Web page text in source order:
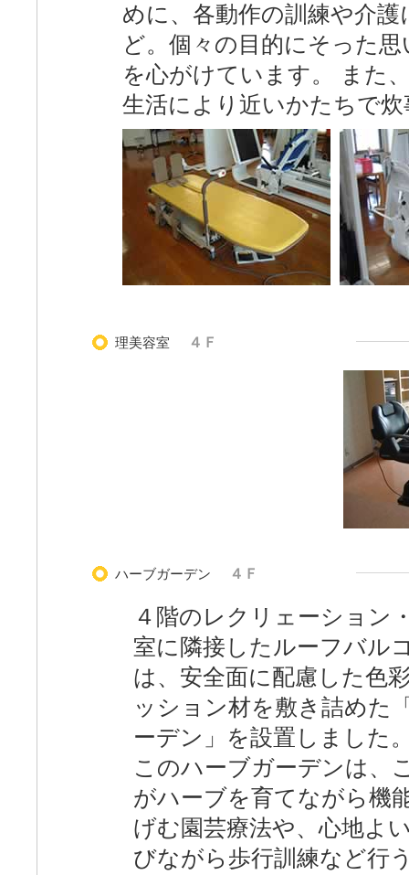
めに、各動作の訓練や介
ど。個々の目的にそった
を心がけています。 また
生活により近いかたちで
理美容室 ４Ｆ
ハーブガーデン ４Ｆ
４階のレクリェーション
室に隣接したルーフバル
は、安全面に配慮した色
ッション材を敷き詰めた
ーデン」を設置しました
このハーブガーデンは、
がハーブを育てながら機
げむ園芸療法や、心地よ
びながら歩行訓練など行